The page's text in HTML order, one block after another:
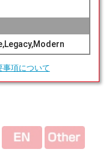
事項について